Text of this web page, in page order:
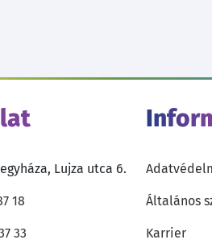
Lujza utca 6.
18
33
Általános
Karrier